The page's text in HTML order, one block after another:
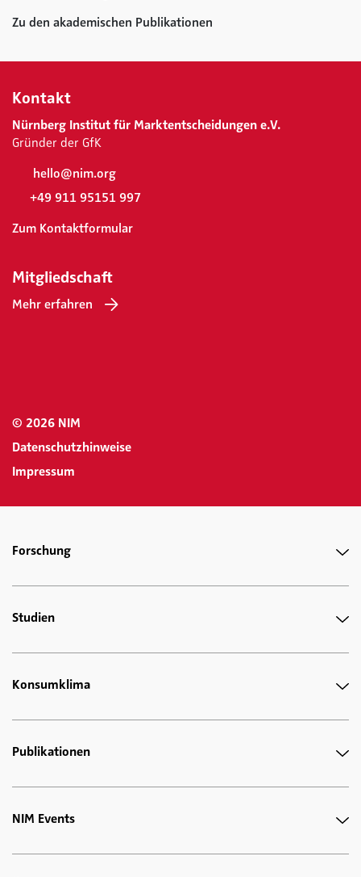
Zu den akademischen Publikationen
Kontakt
Nürnberg Institut für Marktentscheidungen e.V.
Gründer der GfK
hello@nim.org
+49 911 95151 997
Zum Kontaktformular
Mitgliedschaft
Mehr erfahren
© 2026 NIM
Datenschutzhinweise
Impressum
Forschung
Studien
Konsumklima
Publikationen
NIM Events